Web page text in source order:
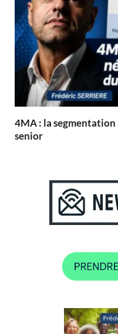
4MA : la
senior